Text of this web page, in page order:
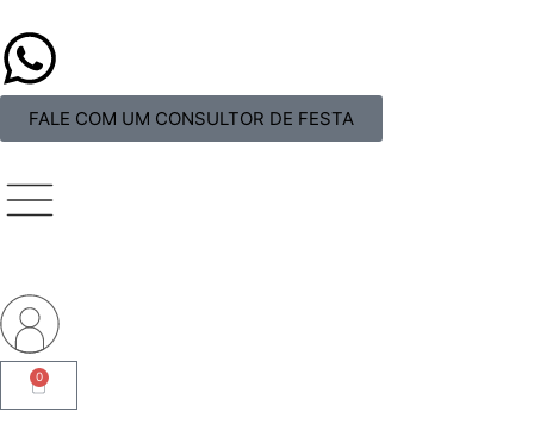
FALE COM UM CONSULTOR DE FESTA
0